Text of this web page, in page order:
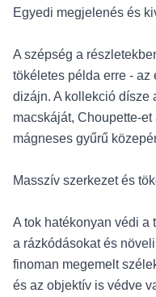
Egyedi megjelenés és
A szépség a
tökéletes példa erre -
dizájn. A kollekció dísze
macskáját, Choupette-
mágneses gyűrű
Masszív szerkezet és
A tok hatékonyan védi a
a rázkódásokat és
finoman megemelt
és az objektív is védve